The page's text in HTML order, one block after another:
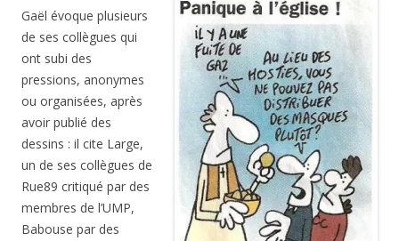
Gaël évoque plusieurs
de ses collègues qui
ont subi des
pressions, anonymes
ou organisées, après
avoir publié des
dessins : il cite Large,
un de ses collègues de
Rue89 critiqué par des
membres de l’UMP,
Babouse par des